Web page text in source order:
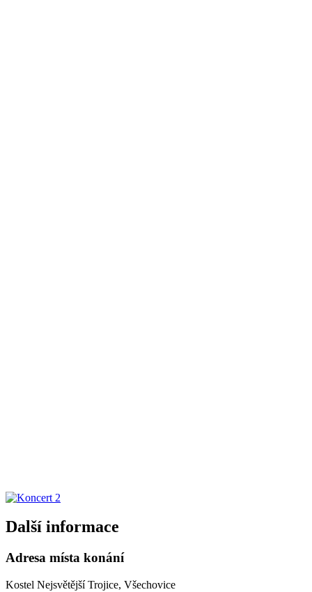
Další informace
Adresa místa konání
Kostel Nejsvětější Trojice, Všechovice